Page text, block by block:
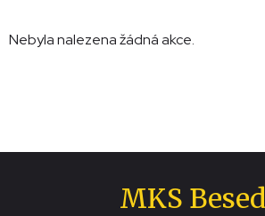
Nebyla nalezena žádná akce.
MKS